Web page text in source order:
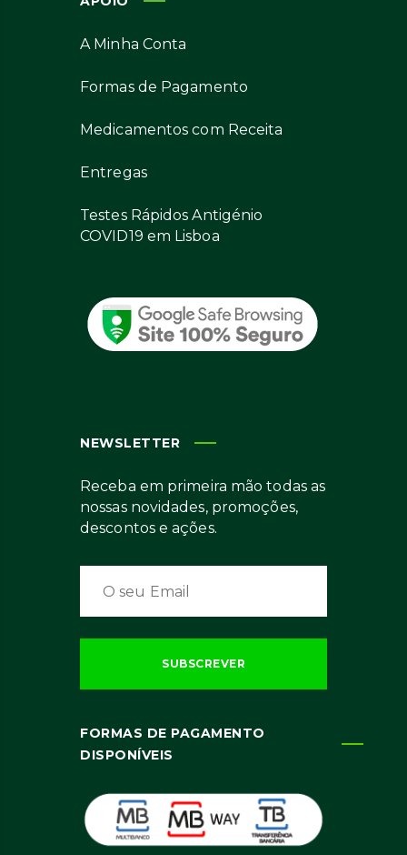
A Minha Conta
Formas de Pagamento
Medicamentos com Receita
Entregas
Testes Rápidos Antigénio
COVID19 em Lisboa
NEWSLETTER
Receba em primeira mão todas as
nossas novidades, promoções,
descontos e ações.
FORMAS DE PAGAMENTO
DISPONÍVEIS